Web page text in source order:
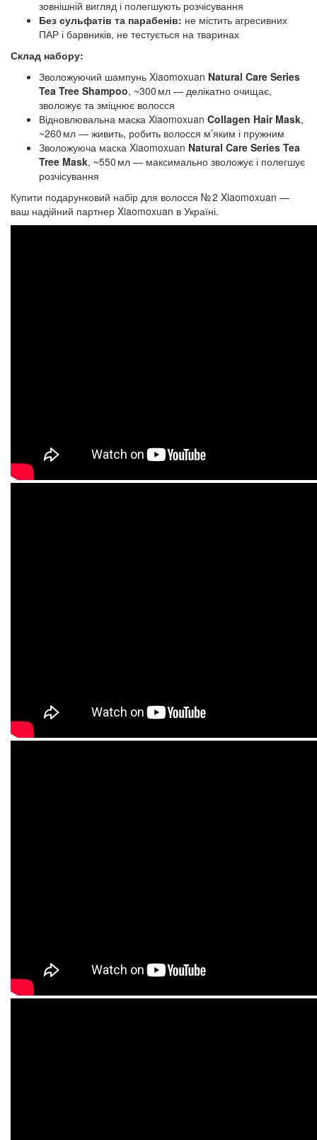
зовнішній вигляд і полегшують розчісування
Без сульфатів та парабенів: не містить агресивних
ПАР і барвників, не тестується на тваринах
Склад набору:
Зволожуючий шампунь Xiaomoxuan Natural Care Series
Tea Tree Shampoo, ~300 мл — делікатно очищає,
зволожує та зміцнює волосся
Відновлювальна маска Xiaomoxuan Collagen Hair Mask,
~260 мл — живить, робить волосся м’яким і пружним
Зволожуюча маска Xiaomoxuan Natural Care Series Tea
Tree Mask, ~550 мл — максимально зволожує і полегшує
розчісування
Купити подарунковий набір для волосся № 2 Xiaomoxuan —
ваш надійний партнер Xiaomoxuan в Україні.